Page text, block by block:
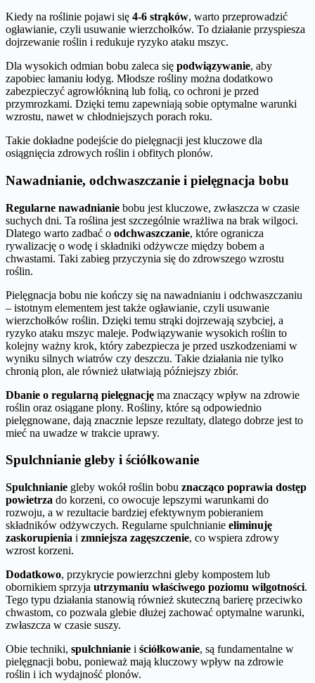
Kiedy na roślinie pojawi się 4-6 strąków, warto przeprowadzić
ogławianie, czyli usuwanie wierzchołków. To działanie przyspiesza
dojrzewanie roślin i redukuje ryzyko ataku mszyc.
Dla wysokich odmian bobu zaleca się podwiązywanie, aby
zapobiec łamaniu łodyg. Młodsze rośliny można dodatkowo
zabezpieczyć agrowłókniną lub folią, co ochroni je przed
przymrozkami. Dzięki temu zapewniają sobie optymalne warunki
wzrostu, nawet w chłodniejszych porach roku.
Takie dokładne podejście do pielęgnacji jest kluczowe dla
osiągnięcia zdrowych roślin i obfitych plonów.
Nawadnianie, odchwaszczanie i pielęgnacja bobu
Regularne nawadnianie bobu jest kluczowe, zwłaszcza w czasie
suchych dni. Ta roślina jest szczególnie wrażliwa na brak wilgoci.
Dlatego warto zadbać o odchwaszczanie, które ogranicza
rywalizację o wodę i składniki odżywcze między bobem a
chwastami. Taki zabieg przyczynia się do zdrowszego wzrostu
roślin.
Pielęgnacja bobu nie kończy się na nawadnianiu i odchwaszczaniu
– istotnym elementem jest także ogławianie, czyli usuwanie
wierzchołków roślin. Dzięki temu strąki dojrzewają szybciej, a
ryzyko ataku mszyc maleje. Podwiązywanie wysokich roślin to
kolejny ważny krok, który zabezpiecza je przed uszkodzeniami w
wyniku silnych wiatrów czy deszczu. Takie działania nie tylko
chronią plon, ale również ułatwiają późniejszy zbiór.
Dbanie o regularną pielęgnację ma znaczący wpływ na zdrowie
roślin oraz osiągane plony. Rośliny, które są odpowiednio
pielęgnowane, dają znacznie lepsze rezultaty, dlatego dobrze jest to
mieć na uwadze w trakcie uprawy.
Spulchnianie gleby i ściółkowanie
Spulchnianie gleby wokół roślin bobu znacząco poprawia dostęp
powietrza do korzeni, co owocuje lepszymi warunkami do
rozwoju, a w rezultacie bardziej efektywnym pobieraniem
składników odżywczych. Regularne spulchnianie eliminuję
zaskorupienia i zmniejsza zagęszczenie, co wspiera zdrowy
wzrost korzeni.
Dodatkowo, przykrycie powierzchni gleby kompostem lub
obornikiem sprzyja utrzymaniu właściwego poziomu wilgotności.
Tego typu działania stanowią również skuteczną barierę przeciwko
chwastom, co pozwala glebie dłużej zachować optymalne warunki,
zwłaszcza w czasie suszy.
Obie techniki, spulchnianie i ściółkowanie, są fundamentalne w
pielęgnacji bobu, ponieważ mają kluczowy wpływ na zdrowie
roślin i ich wydajność plonów.